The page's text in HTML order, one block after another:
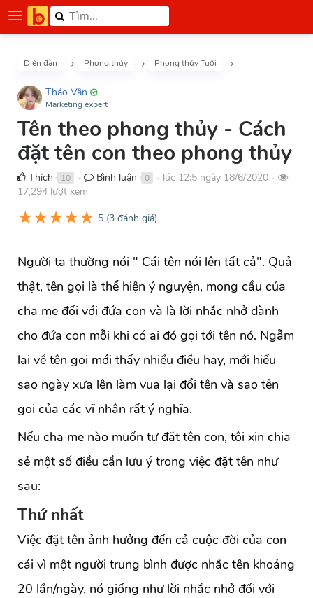
Diễn đàn Phong thủy Phong thủy Tuổi
Thảo Vân
Marketing expert
Tên theo phong thủy - Cách
đặt tên con theo phong thủy
Thích 10 ● Bình luận 0 ● lúc 12:5 ngày 18/6/2020 ●
17,294 lượt xem
★★★★★ 5 (3 đánh giá)
Người ta thường nói " Cái tên nói lên tất cả". Quả
thật, tên gọi là thể hiện ý nguyện, mong cầu của
cha mẹ đối với đứa con và là lời nhắc nhở dành
cho đứa con mỗi khi có ai đó gọi tới tên nó. Ngẫm
lại về tên gọi mới thấy nhiều điều hay, mới hiểu
sao ngày xưa lên làm vua lại đổi tên và sao tên
gọi của các vĩ nhân rất ý nghĩa.
Nếu cha mẹ nào muốn tự đặt tên con, tôi xin chia
sẻ một số điều cần lưu ý trong việc đặt tên như
sau:
Thứ nhất
Việc đặt tên ảnh hưởng đến cả cuộc đời của con
cái vì một người trung bình được nhắc tên khoảng
20 lần/ngày, nó giống như lời nhắc nhở đối với